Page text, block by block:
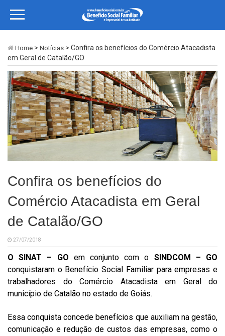
Home > Notícias > Confira os benefícios do Comércio Atacadista
em Geral de Catalão/GO
Confira os benefícios do
Comércio Atacadista em Geral
de Catalão/GO
27/07/2018
O SINAT – GO em conjunto com o SINDCOM – GO
conquistaram o Benefício Social Familiar para empresas e
trabalhadores do Comércio Atacadista em Geral do
município de Catalão no estado de Goiás.
Essa conquista concede benefícios que auxiliam na gestão,
comunicação e redução de custos das empresas, como o